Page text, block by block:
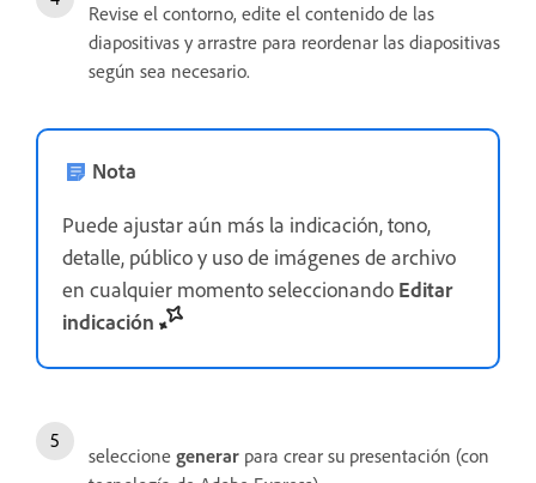
Revise el contorno, edite el contenido de las
diapositivas y arrastre para reordenar las diapositivas
según sea necesario.
Nota
Puede ajustar aún más la indicación, tono,
detalle, público y uso de imágenes de archivo
en cualquier momento seleccionando Editar
indicación
seleccione generar para crear su presentación (con